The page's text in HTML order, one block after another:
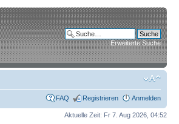
Erweiterte Suche
FAQ Registrieren Anmelden
Aktuelle Zeit: Fr 7. Aug 2026, 04:52